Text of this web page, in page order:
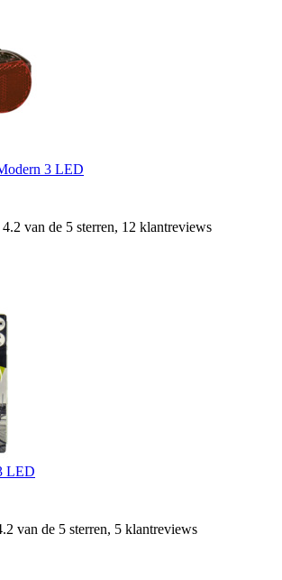
3 LED
van de 5 sterren, 12 klantreviews
LED
van de 5 sterren, 5 klantreviews